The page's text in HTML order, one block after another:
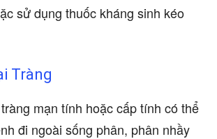
sử dụng thuốc kháng sinh kéo
Tràng
mạn tính hoặc cấp tính có thể
đi ngoài sống phân, phân nhầy